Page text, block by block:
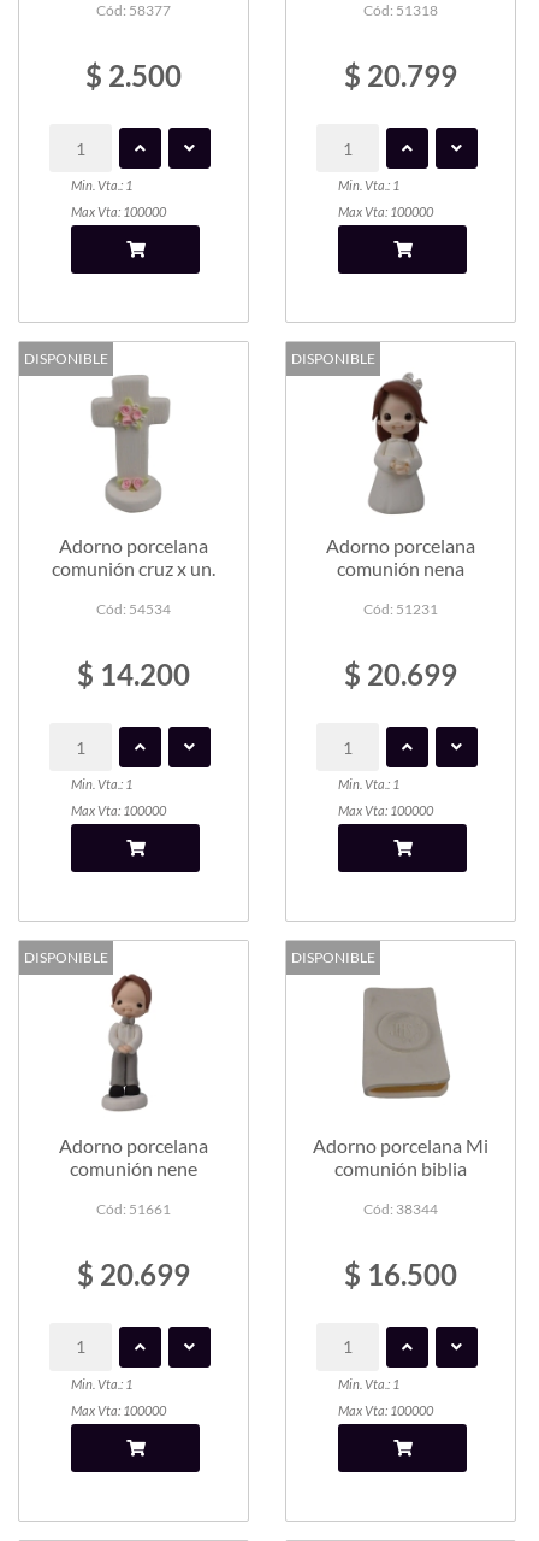
Cód: 58377
$ 2.500
Min. Vta.: 1
Max Vta: 100000
Cód: 51318
$ 20.799
Min. Vta.: 1
Max Vta: 100000
DISPONIBLE
Adorno porcelana
comunión cruz x un.
Cód: 54534
$ 14.200
Min. Vta.: 1
Max Vta: 100000
DISPONIBLE
Adorno porcelana
comunión nena
Cód: 51231
$ 20.699
Min. Vta.: 1
Max Vta: 100000
DISPONIBLE
Adorno porcelana
comunión nene
Cód: 51661
$ 20.699
Min. Vta.: 1
Max Vta: 100000
DISPONIBLE
Adorno porcelana Mi
comunión biblia
Cód: 38344
$ 16.500
Min. Vta.: 1
Max Vta: 100000